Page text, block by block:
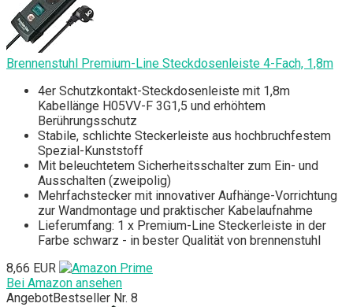
Brennenstuhl Premium-Line Steckdosenleiste 4-Fach, 1,8m
4er Schutzkontakt-Steckdosenleiste mit 1,8m
Kabellänge H05VV-F 3G1,5 und erhöhtem
Berührungsschutz
Stabile, schlichte Steckerleiste aus hochbruchfestem
Spezial-Kunststoff
Mit beleuchtetem Sicherheitsschalter zum Ein- und
Ausschalten (zweipolig)
Mehrfachstecker mit innovativer Aufhänge-Vorrichtung
zur Wandmontage und praktischer Kabelaufnahme
Lieferumfang: 1 x Premium-Line Steckerleiste in der
Farbe schwarz - in bester Qualität von brennenstuhl
8,66 EUR
Bei Amazon ansehen
AngebotBestseller Nr. 8